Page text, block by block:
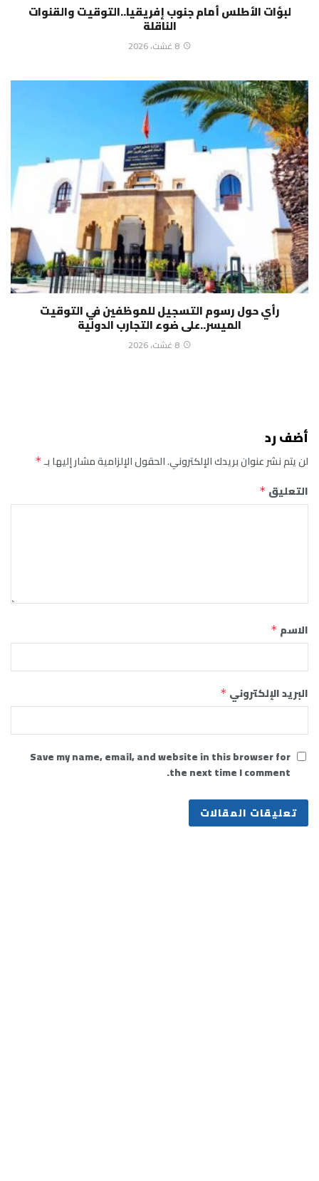
لبؤات الأطلس أمام جنوب إفريقيا..التوقيت والقنوات
الناقلة
8 غشت، 2026
رأي حول رسوم التسجيل للموظفين في التوقيت
الميسر..على ضوء التجارب الدولية
8 غشت، 2026
أضف رد
لن يتم نشر عنوان بريدك الإلكتروني.الحقول الإلزامية مشار إليها بـ*
التعليق *
الاسم *
البريد الإلكتروني *
Save my name, email, and website in this browser for
the next time I comment.